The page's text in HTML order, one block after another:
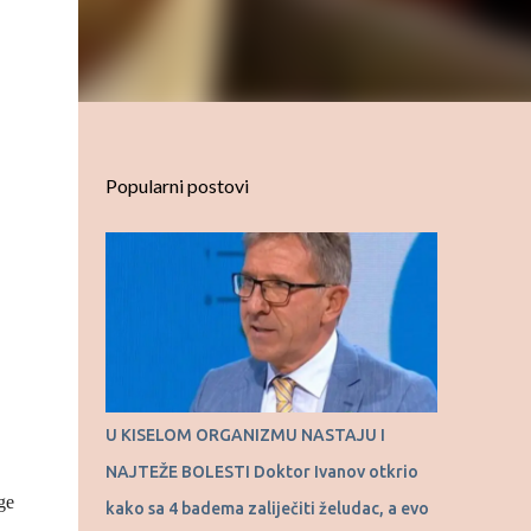
Popularni postovi
U KISELOM ORGANIZMU NASTAJU I
NAJTEŽE BOLESTI Doktor Ivanov otkrio
kako sa 4 badema zaliječiti želudac, a evo